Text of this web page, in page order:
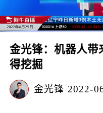
金光锋：机器人带
得挖掘
金光锋 2022-